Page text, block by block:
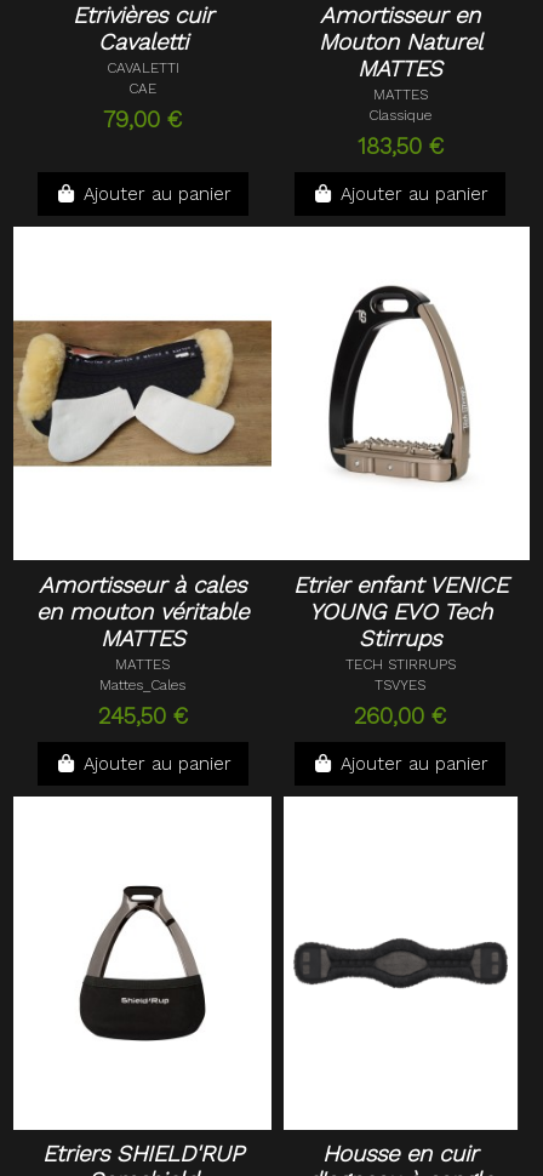
Etrivières cuir
Cavaletti
CAVALETTI
CAE
79,00 €
Ajouter au panier
Amortisseur en
Mouton Naturel
MATTES
MATTES
Classique
183,50 €
Ajouter au panier
Amortisseur à cales
en mouton véritable
MATTES
MATTES
Mattes_Cales
245,50 €
Ajouter au panier
Etrier enfant VENICE
YOUNG EVO Tech
Stirrups
TECH STIRRUPS
TSVYES
260,00 €
Ajouter au panier
Etriers SHIELD'RUP
Housse en cuir